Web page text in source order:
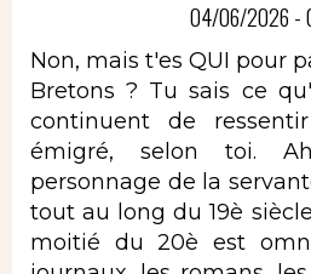
04/06/2026 -
Non, mais t'es QUI pour
Bretons ? Tu sais ce
continuent de
émigré, selon toi.
personnage de la
tout au long du 19è
moitié du 20è est